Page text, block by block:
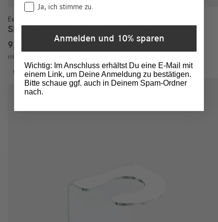
Exklusiv
Shopper “Change the world with beauty”
9,90
inkl. MwSt.
ConsentJa, ich stimme zu.
Anmelden und 10% sparen
Wichtig: Im Anschluss erhältst Du eine E-Mail mit
einem Link, um Deine Anmeldung zu bestätigen.
Bitte schaue ggf. auch in Deinem Spam-Ordner
nach.